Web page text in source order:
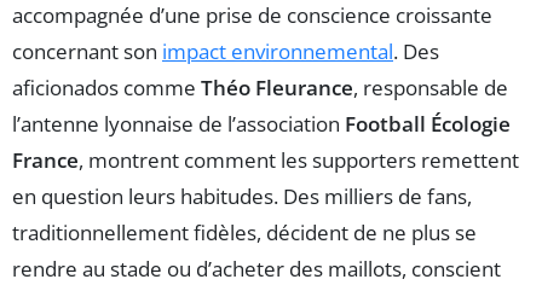
accompagnée d’une prise de conscience croissante
concernant son impact environnemental. Des
aficionados comme Théo Fleurance, responsable de
l’antenne lyonnaise de l’association Football Écologie
France, montrent comment les supporters remettent
en question leurs habitudes. Des milliers de fans,
traditionnellement fidèles, décident de ne plus se
rendre au stade ou d’acheter des maillots, conscient